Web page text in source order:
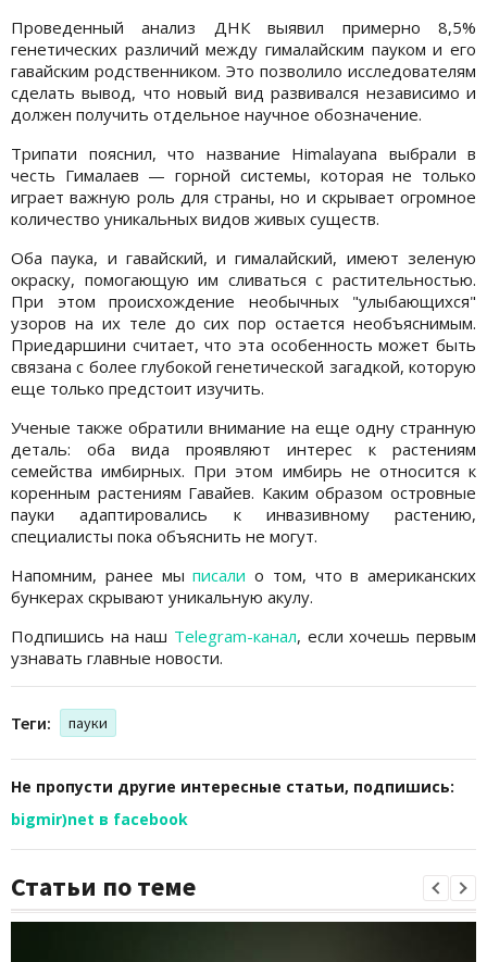
Проведенный анализ ДНК выявил примерно 8,5%
генетических различий между гималайским пауком и его
гавайским родственником. Это позволило исследователям
сделать вывод, что новый вид развивался независимо и
должен получить отдельное научное обозначение.
Трипати пояснил, что название Himalayana выбрали в
честь Гималаев — горной системы, которая не только
играет важную роль для страны, но и скрывает огромное
количество уникальных видов живых существ.
Оба паука, и гавайский, и гималайский, имеют зеленую
окраску, помогающую им сливаться с растительностью.
При этом происхождение необычных "улыбающихся"
узоров на их теле до сих пор остается необъяснимым.
Приедаршини считает, что эта особенность может быть
связана с более глубокой генетической загадкой, которую
еще только предстоит изучить.
Ученые также обратили внимание на еще одну странную
деталь: оба вида проявляют интерес к растениям
семейства имбирных. При этом имбирь не относится к
коренным растениям Гавайев. Каким образом островные
пауки адаптировались к инвазивному растению,
специалисты пока объяснить не могут.
Напомним, ранее мыписали о том, что в американских
бункерах скрывают уникальную акулу.
Подпишись на наш Telegram-канал, если хочешь первым
узнавать главные новости.
Теги: пауки
Не пропусти другие интересные статьи, подпишись:
bigmir)net в facebook
Статьи по теме